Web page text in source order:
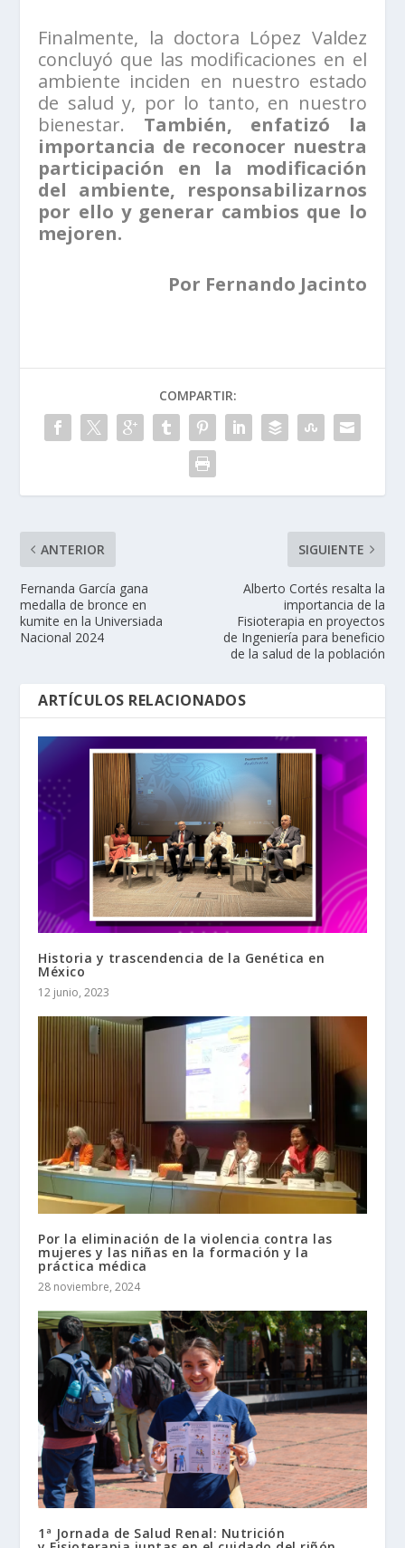
Finalmente, la doctora López Valdez
concluyó que las modificaciones en el
ambiente inciden en nuestro estado
de salud y, por lo tanto, en nuestro
bienestar. También, enfatizó la
importancia de reconocer nuestra
participación en la modificación
del ambiente, responsabilizarnos
por ello y generar cambios que lo
mejoren.
Por Fernando Jacinto
COMPARTIR:
ANTERIOR
Fernanda García gana
medalla de bronce en
kumite en la Universiada
Nacional 2024
SIGUIENTE
Alberto Cortés resalta la
importancia de la
Fisioterapia en proyectos
de Ingeniería para beneficio
de la salud de la población
ARTÍCULOS RELACIONADOS
Historia y trascendencia de la Genética en
México
12 junio, 2023
Por la eliminación de la violencia contra las
mujeres y las niñas en la formación y la
práctica médica
28 noviembre, 2024
1ª Jornada de Salud Renal: Nutrición